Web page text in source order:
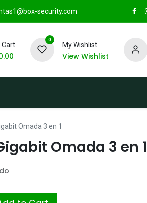
security.com
Cart
0
My Wishlist
View Wishlist
Omada 3 en 1
Omada 3 en 1